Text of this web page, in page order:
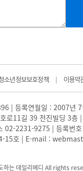
소년정보보호정책 | 이용약
| 등록연월일 : 2007년
로11길 39 전진빌딩 3층
02-2231-9275 | 등록번
15호 | E-mail :
하는 데일리메디 All rights